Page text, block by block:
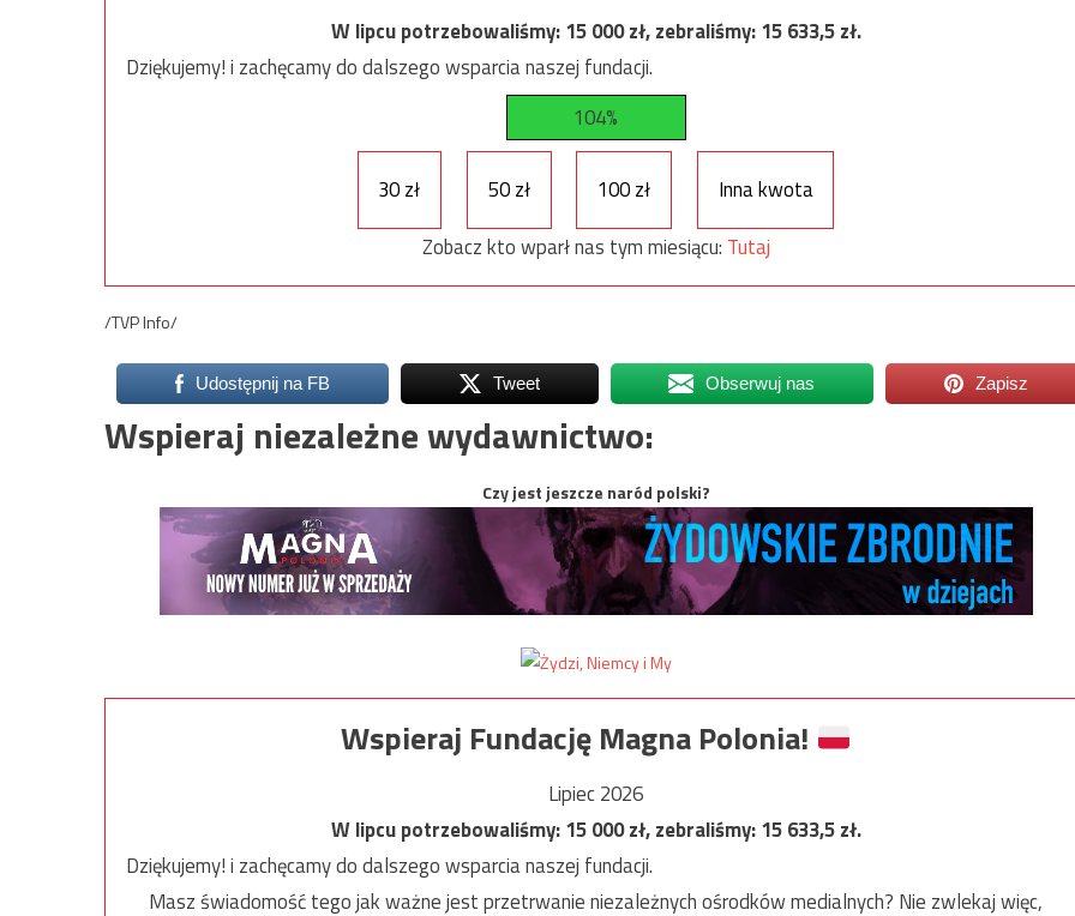
W lipcu potrzebowaliśmy:15 000zł, zebraliśmy:15 633,5zł.
Dziękujemy! i zachęcamy do dalszego wsparcia naszej fundacji.
104%
30 zł 50 zł 100 zł
Inna kwota
Zobacz kto wparł nas tym miesiącu: Tutaj
/TVP Info/
Udostępnij na FB Tweet Obserwuj nas Zapisz
Wspieraj niezależne wydawnictwo:
Czy jest jeszcze naród polski?
Wspieraj Fundację Magna Polonia!
Lipiec 2026
W lipcu potrzebowaliśmy:15 000zł, zebraliśmy:15 633,5zł.
Dziękujemy! i zachęcamy do dalszego wsparcia naszej fundacji.
Masz świadomość tego jak ważne jest przetrwanie niezależnych ośrodków medialnych? Nie zwlekaj więc,